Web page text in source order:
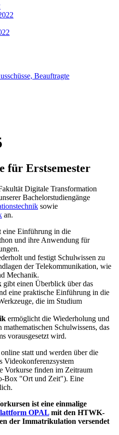
Beauftragte
für Erstsemester
Digitale Transformation
Bachelorstudiengänge
sowie
an.
eine Einführung in die
und ihre Anwendung für
und festigt Schulwissen zu
der Telekommunikation, wie
Mechanik.
gibt einen Überblick über das
eine praktische Einführung in die
die im Studium
ermöglicht die Wiederholung und
mathematischen Schulwissens, das
vorausgesetzt wird.
online statt und werden über die
Videokonferenzsystem
Vorkurse finden im Zeitraum
Box "Ort und Zeit"). Eine
ist eine einmalige
OPAL mit den HTWK-
der Immatrikulation versendet